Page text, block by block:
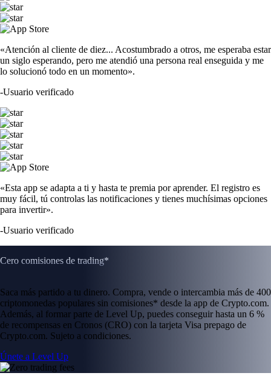
«Atención al cliente de diez... Acostumbrado a otros, me esperaba estar
un siglo esperando, pero me atendió una persona real enseguida y me
lo solucionó todo en un momento».
-Usuario verificado
«Esta app se adapta a ti y hasta te premia por aprender. El registro es
muy fácil, tú controlas las notificaciones y tienes muchísimas opciones
para invertir».
-Usuario verificado
Cero comisiones de trading*
Saca más partido a tu dinero. Compra, vende o intercambia más de 400
criptomonedas populares sin comisiones* desde la app de Crypto.com.
Además, al formar parte de Level Up, puedes conseguir hasta un 6 %
de recompensas en Cronos (CRO) con la tarjeta Visa prepago de
Crypto.com. Sujeto a condiciones.
Únete a Level Up